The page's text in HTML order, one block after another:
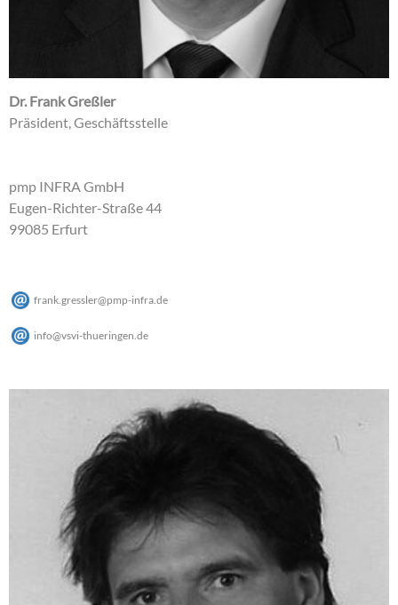
Dr. Frank Greßler
Präsident, Geschäftsstelle
pmp INFRA GmbH
Eugen-Richter-Straße 44
99085 Erfurt
frank.gressler@pmp-infra de
info@vsvi-thueringen de